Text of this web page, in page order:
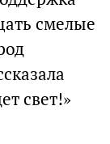
смелые
свет!»